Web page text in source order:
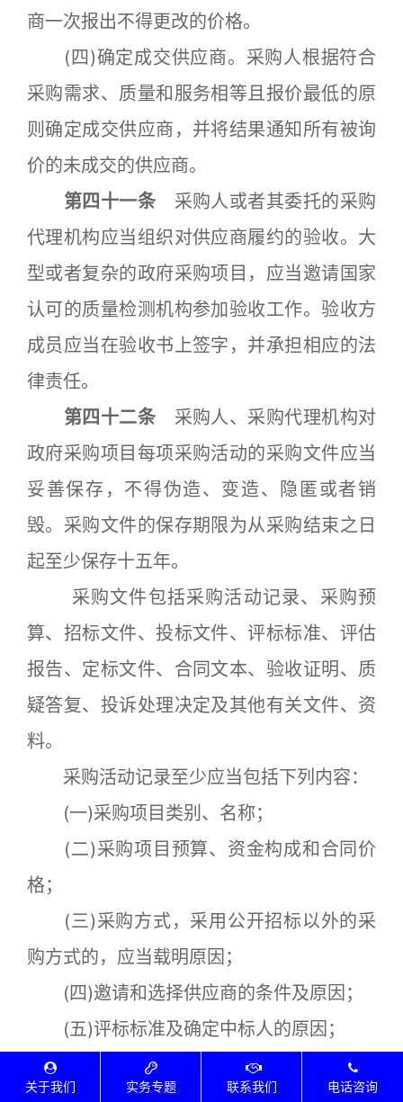
商一次报出不得更改的价格。
(四)确定成交供应商。采购人根据符合
采购需求、质量和服务相等且报价最低的原
则确定成交供应商，并将结果通知所有被询
价的未成交的供应商。
第四十一条 采购人或者其委托的采购
代理机构应当组织对供应商履约的验收。大
型或者复杂的政府采购项目，应当邀请国家
认可的质量检测机构参加验收工作。验收方
成员应当在验收书上签字，并承担相应的法
律责任。
第四十二条 采购人、采购代理机构对
政府采购项目每项采购活动的采购文件应当
妥善保存，不得伪造、变造、隐匿或者销
毁。采购文件的保存期限为从采购结束之日
起至少保存十五年。
采购文件包括采购活动记录、采购预
算、招标文件、投标文件、评标标准、评估
报告、定标文件、合同文本、验收证明、质
疑答复、投诉处理决定及其他有关文件、资
料。
采购活动记录至少应当包括下列内容：
(一)采购项目类别、名称；
(二)采购项目预算、资金构成和合同价
格；
(三)采购方式，采用公开招标以外的采
购方式的，应当载明原因；
(四)邀请和选择供应商的条件及原因；
(五)评标标准及确定中标人的原因；
(六)废标的原因；
关于我们 实务专题 联系我们 电话咨询